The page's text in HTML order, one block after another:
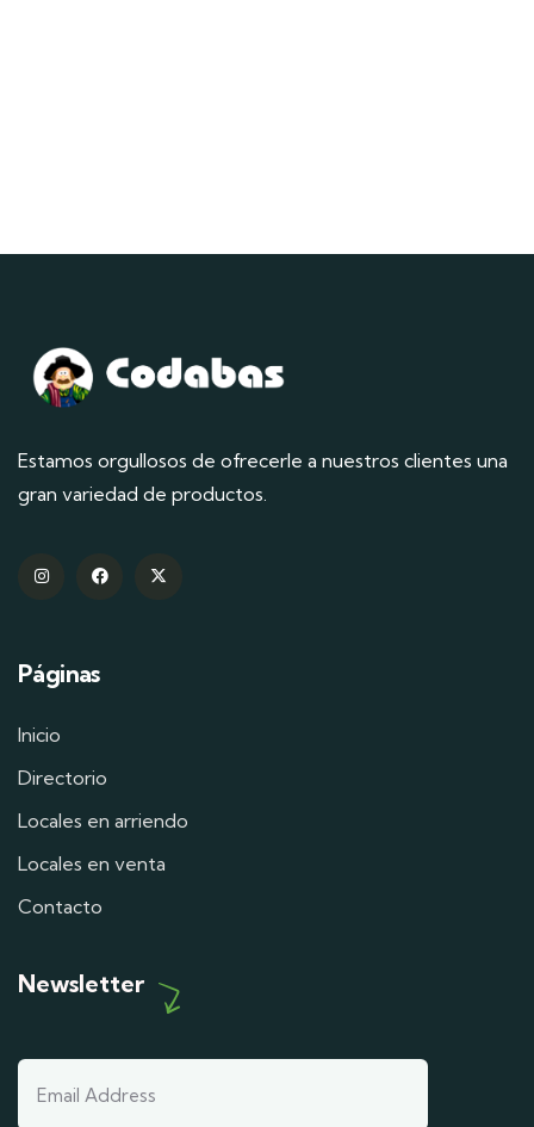
Estamos orgullosos de ofrecerle a nuestros clientes una
gran variedad de productos.
Páginas
Inicio
Directorio
Locales en arriendo
Locales en venta
Contacto
Newsletter